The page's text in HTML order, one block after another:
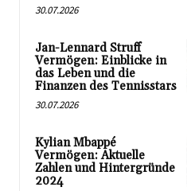
30.07.2026
Jan-Lennard Struff
Vermögen: Einblicke in
das Leben und die
Finanzen des Tennisstars
30.07.2026
Kylian Mbappé
Vermögen: Aktuelle
Zahlen und Hintergründe
2024